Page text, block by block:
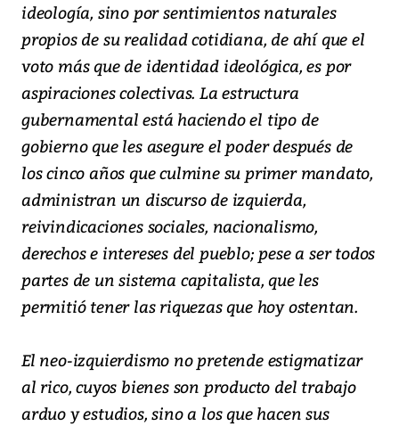
ideología, sino por sentimientos naturales
propios de su realidad cotidiana, de ahí que el
voto más que de identidad ideológica, es por
aspiraciones colectivas. La estructura
gubernamental está haciendo el tipo de
gobierno que les asegure el poder después de
los cinco años que culmine su primer mandato,
administran un discurso de izquierda,
reivindicaciones sociales, nacionalismo,
derechos e intereses del pueblo; pese a ser todos
partes de un sistema capitalista, que les
permitió tener las riquezas que hoy ostentan.
El neo-izquierdismo no pretende estigmatizar
al rico, cuyos bienes son producto del trabajo
arduo y estudios, sino a los que hacen sus